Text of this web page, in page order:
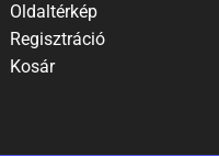
Oldaltérkép
Regisztráció
Kosár